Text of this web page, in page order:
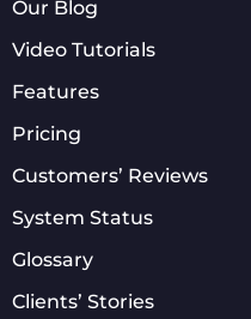
Our Blog
Video Tutorials
Features
Pricing
Customers’ Reviews
System Status
Glossary
Clients’ Stories